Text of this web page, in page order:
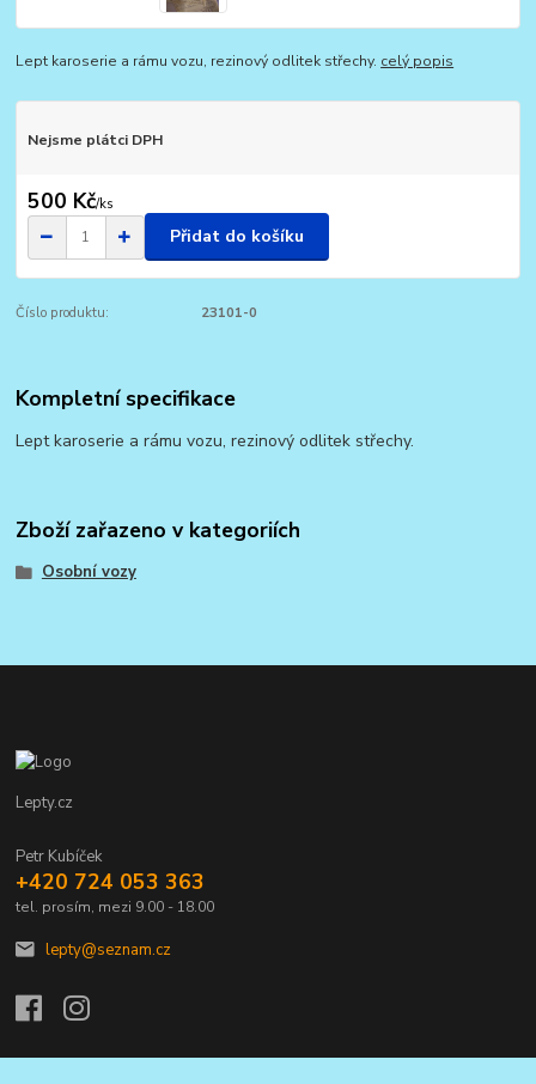
Lept karoserie a rámu vozu, rezinový odlitek střechy. celý popis
Nejsme plátci DPH
500 Kč/ks
Přidat do košíku
Číslo produktu: 23101-0
Kompletní specifikace
Lept karoserie a rámu vozu, rezinový odlitek střechy.
Zboží zařazeno v kategoriích
Osobní vozy
Lepty.cz
Petr Kubíček
+420 724 053 363
tel. prosím, mezi 9.00 - 18.00
lepty@seznam.cz